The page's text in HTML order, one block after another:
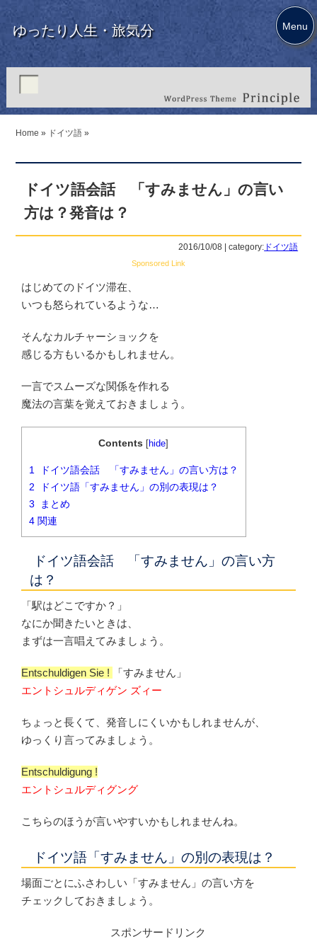
ゆったり人生・旅気分
Home » ドイツ語 »
ドイツ語会話 「すみません」の言い
方は？発音は？
2016/10/08 | category: ドイツ語
Sponsored Link
はじめてのドイツ滞在、
いつも怒られているような…
そんなカルチャーショックを
感じる方もいるかもしれません。
一言でスムーズな関係を作れる
魔法の言葉を覚えておきましょう。
Contents [hide]
1
ドイツ語会話 「すみません」の言い方は？
2 ドイツ語「すみません」の別の表現は？
3 まとめ
4関連
ドイツ語会話 「すみません」の言い方
は？
「駅はどこですか？」
なにか聞きたいときは、
まずは一言唱えてみましょう。
Entschuldigen Sie !
「すみません」
エントシュルディゲン ズィー
ちょっと長くて、発音しにくいかもしれませんが、
ゆっくり言ってみましょう。
Entschuldigung !
エントシュルディグング
こちらのほうが言いやすいかもしれませんね。
ドイツ語「すみません」の別の表現は？
場面ごとにふさわしい「すみません」の言い方を
チェックしておきましょう。
スポンサードリンク
Menu